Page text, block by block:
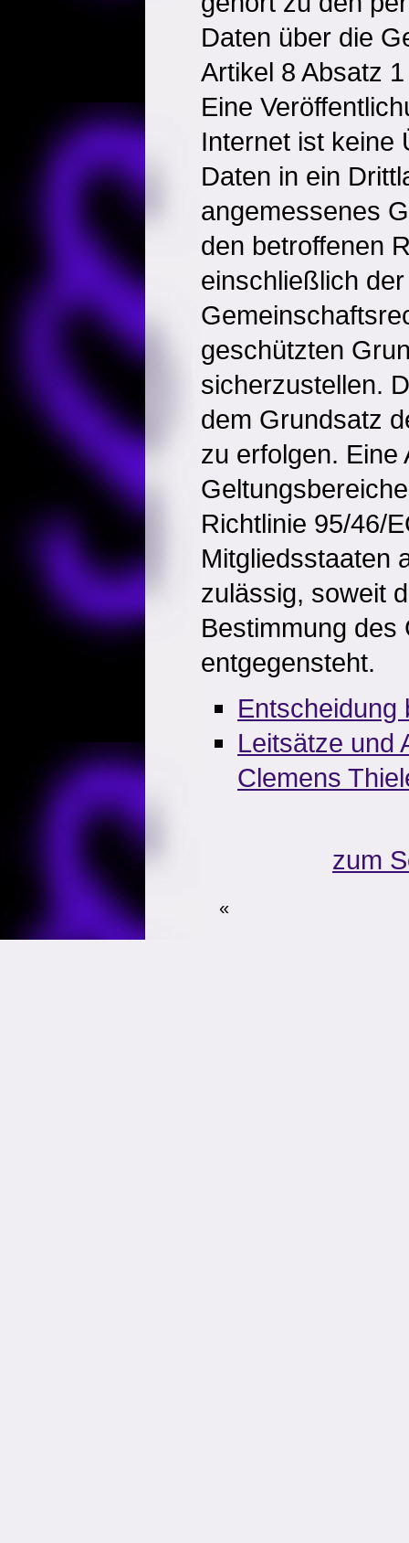
Daten über die
Artikel 8 Absatz
Eine
Internet ist keine
Daten in ein
angemessenes
den betroffenen
einschließlich
geschützten
sicherzustellen.
dem Grundsatz
zu erfolgen. Eine
Richtlinie 95/46/
Mitgliedsstaaten
zulässig, soweit
Bestimmung
entgegensteht.
Entscheidung
Leitsätze und
Clemens
zum
«